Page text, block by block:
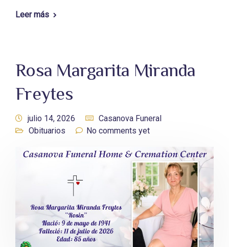
Leer más
Rosa Margarita Miranda
Freytes
julio 14, 2026
Casanova Funeral
Obituarios
No comments yet